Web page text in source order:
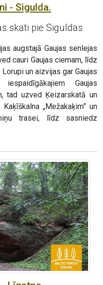
- Sigulda.
skati pie Siguldas
augstajā Gaujas senlejas
cauri Gaujas ciemam, līdz
un aizvijas gar Gaujas
Gaujas
tad uzved Ķeizarskatā un
„Mežakaķim” un
trasei, līdz sasniedz